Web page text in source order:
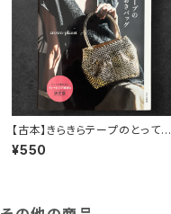
【古本】きらきらテープのとってお
きバッグ
¥550